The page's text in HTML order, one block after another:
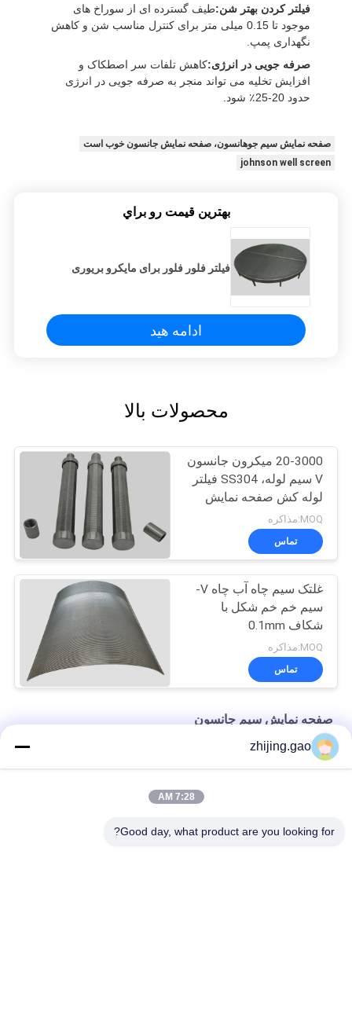
فیلتر کردن بهتر شن:طیف گسترده ای از سوراخ های
موجود تا 0.15 میلی متر برای کنترل مناسب شن و کاهش
نگهداری پمپ.
صرفه جویی در انرژی:کاهش تلفات سر اصطکاک و
افزایش تخلیه می تواند منجر به صرفه جویی در انرژی
حدود 20-25٪ شود.
صفحه نمایش سیم جوهانسون، صفحه نمایش جانسون خوب است
johnson well screen
بهترين قيمت رو براي
فیلتر فلور فلور برای مایکرو بریوری
ادامه هید
محصولات بالا
20-3000 میکرون جانسون
V سیم لوله، SS304 فیلتر
لوله کش صفحه نمایش
سیم
MOQ:مذاکره
تماس
غلتک سیم چاه آب چاه V-
سیم خم خم شکل با
شکاف 0.1mm
MOQ:مذاکره
تماس
صفحه نمایش سیم جانسون
تصفیه آب فاضلاب پرده درام چرخان برای فیلتر کردن مایعات
zhijing.gao
7:28 AM
Good day, what product are you looking for?